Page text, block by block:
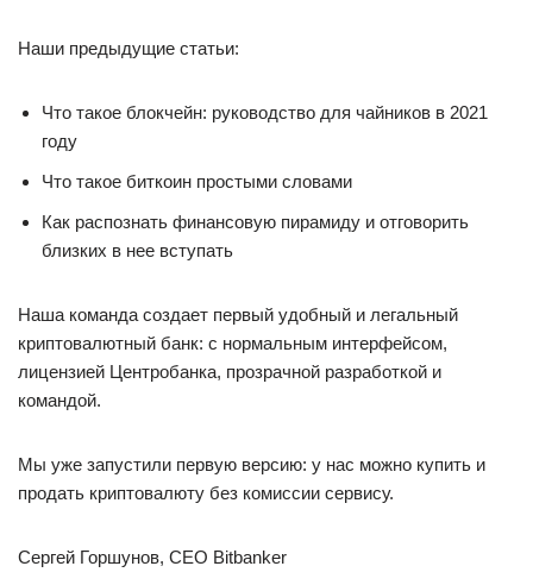
Наши предыдущие статьи:
Что такое блокчейн: руководство для чайников в 2021
году
Что такое биткоин простыми словами
Как распознать финансовую пирамиду и отговорить
близких в нее вступать
Наша команда создает первый удобный и легальный
криптовалютный банк: с нормальным интерфейсом,
лицензией Центробанка, прозрачной разработкой и
командой.
Мы уже запустили первую версию: у нас можно купить и
продать криптовалюту без комиссии сервису.
Сергей Горшунов, CEO Bitbanker